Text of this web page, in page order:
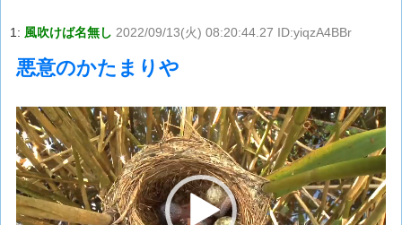
1: 風吹けば名無し 2022/09/13(火) 08:20:44.27 ID:yiqzA4BBr
悪意のかたまりや
動
画
プ
レ
ー